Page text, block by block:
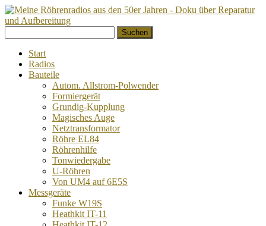
zum
Inhalt
nach:
Start
Radios
Bauteile
Autom. Allstrom-Polwender
Formiergerät
Grundig-Kupplung
Magisches Auge
Netztransformator
Röhre EL84
Röhrenhilfe
Tonwiedergabe
U-Röhren
Von UM4 auf 6E5S
Messgeräte
Funke W19S
Heathkit IT-11